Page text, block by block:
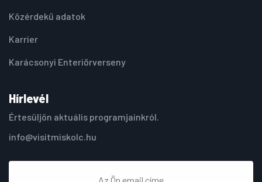
Közérdekű adatok
Karrier
Karácsonyi Enteriőrverseny
Hírlevél
Értesüljön aktuális programjainkról.
info@visitmiskolc.hu